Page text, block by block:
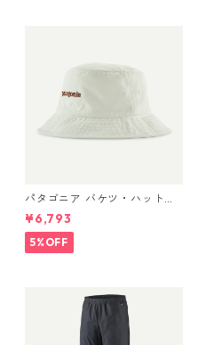
パタゴニア バケツ・ハット 3
3595 Text Logo: Birch Whit
e
¥6,793
5%OFF